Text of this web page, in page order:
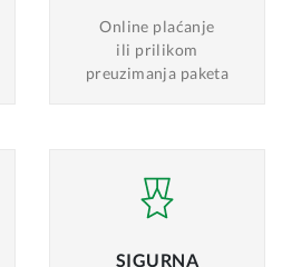
Online plaćanje
ili prilikom
preuzimanja paketa
SIGURNA